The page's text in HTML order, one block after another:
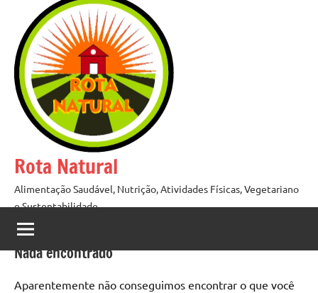
conteúdo
Rota Natural
Alimentação Saudável, Nutrição, Atividades Físicas, Vegetariano
e Sustentabilidade
Nada encontrado
Aparentemente não conseguimos encontrar o que você